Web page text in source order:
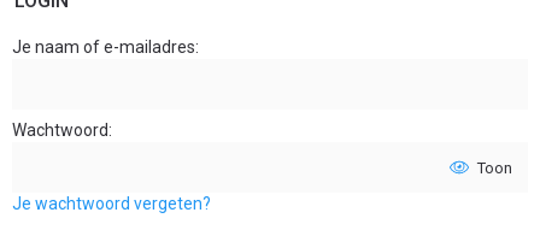
Je naam of e-mailadres
Wachtwoord
Toon
Je wachtwoord vergeten?